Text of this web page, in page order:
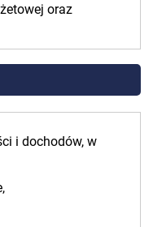
oraz
i dochodów, w